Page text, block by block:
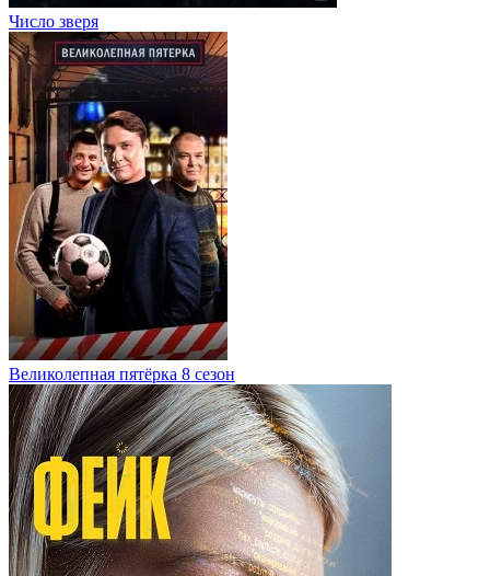
Число зверя
Великолепная пятёрка 8 сезон